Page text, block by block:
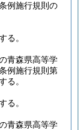
例施行規則の
る。
青森県高等学
例施行規則第
る。
る。
青森県高等学